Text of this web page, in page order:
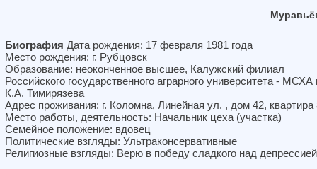
Биография Дата рождения: 17 февраля 1981 года
Место рождения: г. Рубцовск
Образование: неоконченное высшее, Калужский филиал
Российского государственного аграрного университета - МСХА
К.А. Тимирязева
Адрес проживания: г. Коломна, Линейная ул. , дом 42, квартира
Место работы, деятельность: Начальник цеха (участка)
Семейное положение: вдовец
Политические взгляды: Ультраконсервативные
Религиозные взгляды: Верю в победу сладкого над